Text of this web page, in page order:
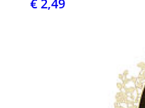
€ 2,49